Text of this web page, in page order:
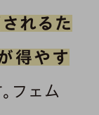
れるた
得やす
フェム